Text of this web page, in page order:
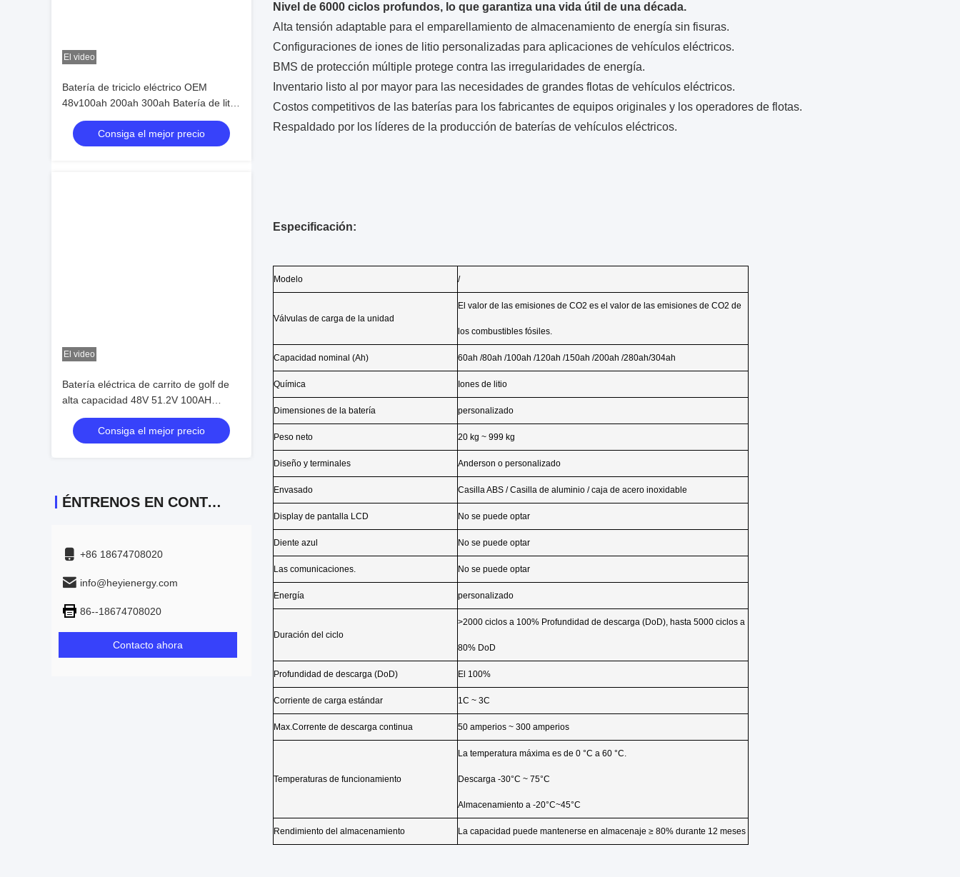
El video
Batería de triciclo eléctrico OEM
48v100ah 200ah 300ah Batería de litio
para coche de golf
Consiga el mejor precio
El video
Batería eléctrica de carrito de golf de
alta capacidad 48V 51.2V 100AH
200ah 300ah
Consiga el mejor precio
ÉNTRENOS EN CONTACTO CON
+86 18674708020
info@heyienergy.com
86--18674708020
Contacto ahora
Nivel de 6000 ciclos profundos, lo que garantiza una vida útil de una década.
Alta tensión adaptable para el emparellamiento de almacenamiento de energía sin fisuras.
Configuraciones de iones de litio personalizadas para aplicaciones de vehículos eléctricos.
BMS de protección múltiple protege contra las irregularidades de energía.
Inventario listo al por mayor para las necesidades de grandes flotas de vehículos eléctricos.
Costos competitivos de las baterías para los fabricantes de equipos originales y los operadores de flotas.
Respaldado por los líderes de la producción de baterías de vehículos eléctricos.
Especificación:
/
El valor de las emisiones de CO2 es el valor de las emisiones de CO2 de
los combustibles fósiles.
Capacidad nominal (Ah) 60ah /80ah /100ah /120ah /150ah /200ah /280ah/304ah